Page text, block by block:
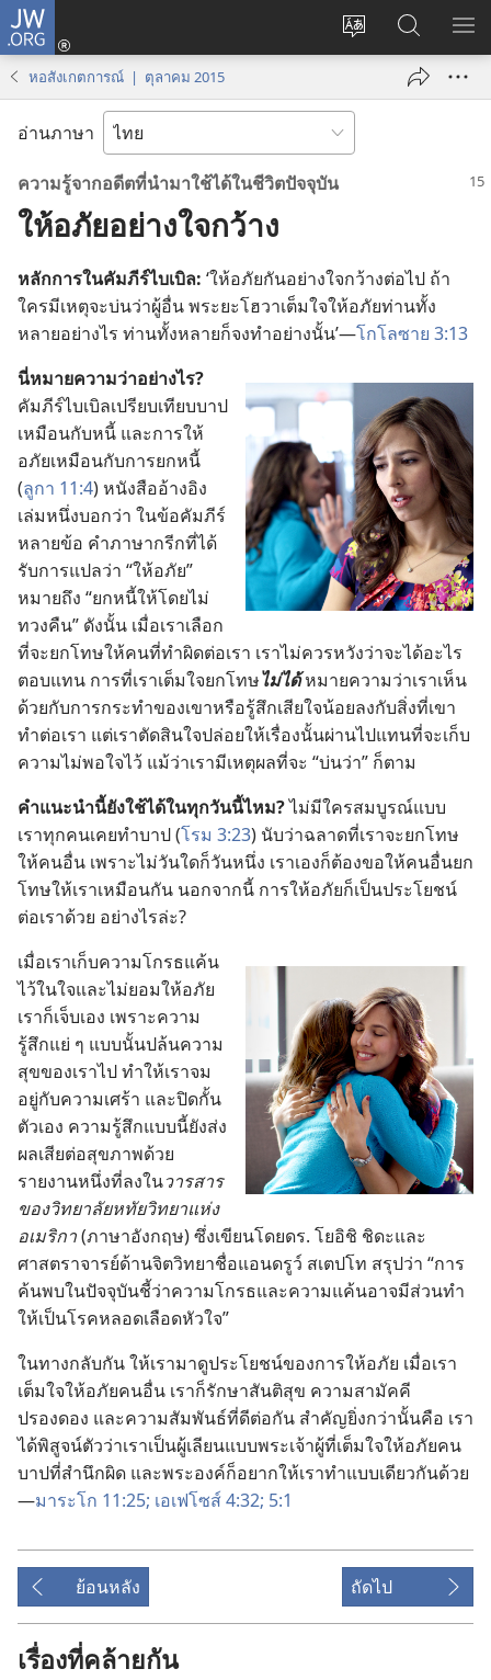
JW.ORG
เปลี่ยน
เข้า
(เปิด
ใหม่)
ค้นหา
ใน
JW.ORG
แส
หอสังเกตการณ์ | ตุลาคม 2015
อ่านภาษา
ความรู้จากอดีตที่นำมาใช้ได้ในชีวิตปัจจุบัน
ให้อภัยอย่างใจกว้าง
หลักการในคัมภีร์ไบเบิล: ‘ให้อภัยกันอย่างใจกว้างต่อไป ถ้า
ใครมีเหตุจะบ่นว่าผู้อื่น พระยะโฮวาเต็มใจให้อภัยท่านทั้ง
หลายอย่างไร ท่านทั้งหลายก็จงทำอย่างนั้น’—โกโลซาย 3:13
นี่หมายความว่าอย่างไร?
คัมภีร์ไบเบิลเปรียบเทียบบาป
เหมือนกับหนี้ และการให้
อภัยเหมือนกับการยกหนี้
(ลูกา 11:4) หนังสืออ้างอิง
เล่มหนึ่งบอกว่า ในข้อคัมภีร์
หลายข้อ คำภาษากรีกที่ได้
รับการแปลว่า “ให้อภัย”
หมายถึง “ยกหนี้ให้โดยไม่
ทวงคืน” ดังนั้น เมื่อเราเลือก
ที่จะยกโทษให้คนที่ทำผิดต่อเรา เราไม่ควรหวังว่าจะได้อะไร
ตอบแทน การที่เราเต็มใจยกโทษไม่ได้หมายความว่าเราเห็น
ด้วยกับการกระทำของเขาหรือรู้สึกเสียใจน้อยลงกับสิ่งที่เขา
ทำต่อเรา แต่เราตัดสินใจปล่อยให้เรื่องนั้นผ่านไปแทนที่จะเก็บ
ความไม่พอใจไว้ แม้ว่าเรามีเหตุผลที่จะ “บ่นว่า” ก็ตาม
คำแนะนำนี้ยังใช้ได้ในทุกวันนี้ไหม?ไม่มีใครสมบูรณ์แบบ
เราทุกคนเคยทำบาป (โรม 3:23) นับว่าฉลาดที่เราจะยกโทษ
ให้คนอื่น เพราะไม่วันใดก็วันหนึ่ง เราเองก็ต้องขอให้คนอื่นยก
โทษให้เราเหมือนกัน นอกจากนี้ การให้อภัยก็เป็นประโยชน์
ต่อเราด้วย อย่างไรล่ะ?
เมื่อเราเก็บความโกรธแค้น
ไว้ในใจและไม่ยอมให้อภัย
เราก็เจ็บเอง เพราะความ
รู้สึกแย่ ๆ แบบนั้นปล้นความ
สุขของเราไป ทำให้เราจม
อยู่กับความเศร้า และปิดกั้น
ตัวเอง ความรู้สึกแบบนี้ยังส่ง
ผลเสียต่อสุขภาพด้วย
รายงานหนึ่งที่ลงในวารสาร
ของวิทยาลัยหทัยวิทยาแห่ง
อเมริกา(ภาษาอังกฤษ) ซึ่งเขียนโดยดร. โยอิชิ ชิดะและ
ศาสตราจารย์ด้านจิตวิทยาชื่อแอนดรูว์ สเตปโท สรุปว่า “การ
ค้นพบในปัจจุบันชี้ว่าความโกรธและความแค้นอาจมีส่วนทำ
ให้เป็นโรคหลอดเลือดหัวใจ”
ในทางกลับกัน ให้เรามาดูประโยชน์ของการให้อภัย เมื่อเรา
เต็มใจให้อภัยคนอื่น เราก็รักษาสันติสุข ความสามัคคี
ปรองดอง และความสัมพันธ์ที่ดีต่อกัน สำคัญยิ่งกว่านั้นคือ เรา
ได้พิสูจน์ตัวว่าเราเป็นผู้เลียนแบบพระเจ้าผู้ที่เต็มใจให้อภัยคน
บาปที่สำนึกผิด และพระองค์ก็อยากให้เราทำแบบเดียวกันด้วย
—มาระโก 11:25; เอเฟโซส์ 4:32; 5:1
ย้อนหลัง ถัดไป
เรื่องที่คล้ายกัน